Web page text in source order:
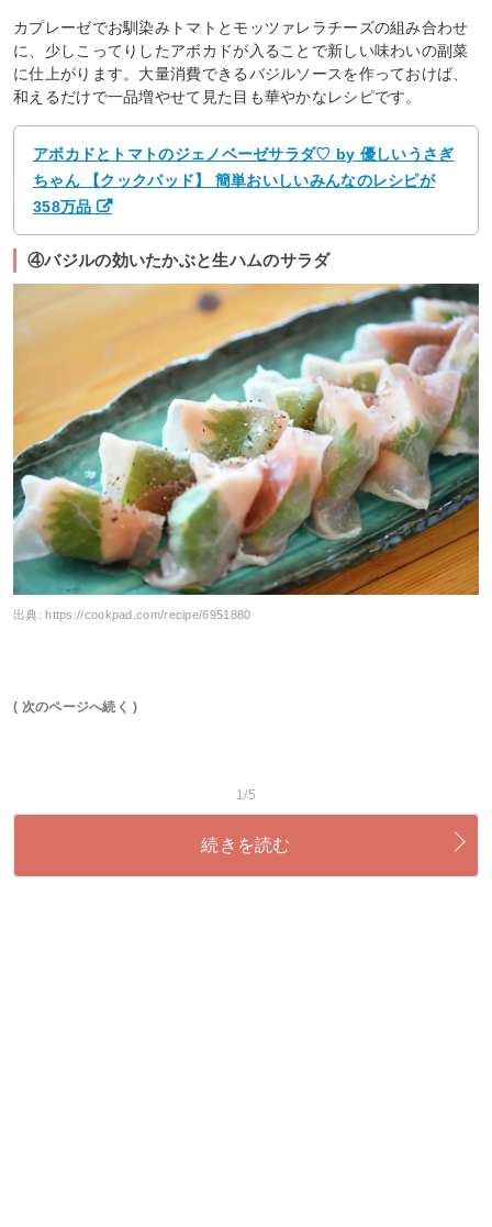
カプレーゼでお馴染みトマトとモッツァレラチーズの組み合わせ
に、少しこってりしたアボカドが入ることで新しい味わいの副菜
に仕上がります。大量消費できるバジルソースを作っておけば、
和えるだけで一品増やせて見た目も華やかなレシピです。
アボカドとトマトのジェノベーゼサラダ♡ by 優しいうさぎ
ちゃん 【クックパッド】 簡単おいしいみんなのレシピが
358万品
④バジルの効いたかぶと生ハムのサラダ
出典:https://cookpad.com/recipe/6951880
( 次のページへ続く )
1/5
続きを読む